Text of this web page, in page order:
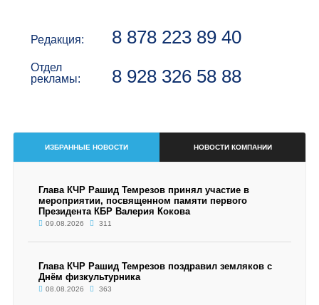
Редакция: 8 878 223 89 40
Отдел
рекламы:
8 928 326 58 88
ИЗБРАННЫЕ НОВОСТИ НОВОСТИ КОМПАНИИ
Глава КЧР Рашид Темрезов принял участие в
мероприятии, посвященном памяти первого
Президента КБР Валерия Кокова
09.08.2026 311
Глава КЧР Рашид Темрезов поздравил земляков с
Днём физкультурника
08.08.2026 363